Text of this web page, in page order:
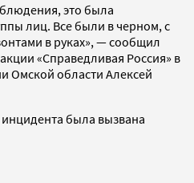
это была
лиц. Все были в черном, с
в руках», — сообщил
«Справедливая Россия» в
Омской области Алексей
инцидента была вызвана